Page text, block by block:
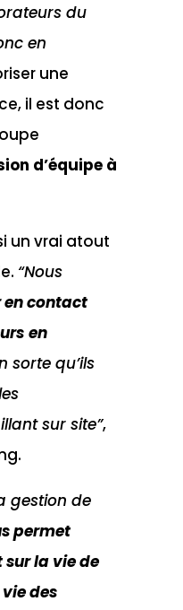
du
en
une
il est donc
d’équipe à
un vrai atout
“Nous
en contact
en
sorte qu’ils
sur site”,
gestion de
permet
sur la vie de
des